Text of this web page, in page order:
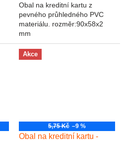
Obal na kreditní kartu z
pevného průhledného PVC
materiálu. rozměr:90x58x2
mm
Akce
5,75 Kč –9 %
Obal na kreditní kartu -